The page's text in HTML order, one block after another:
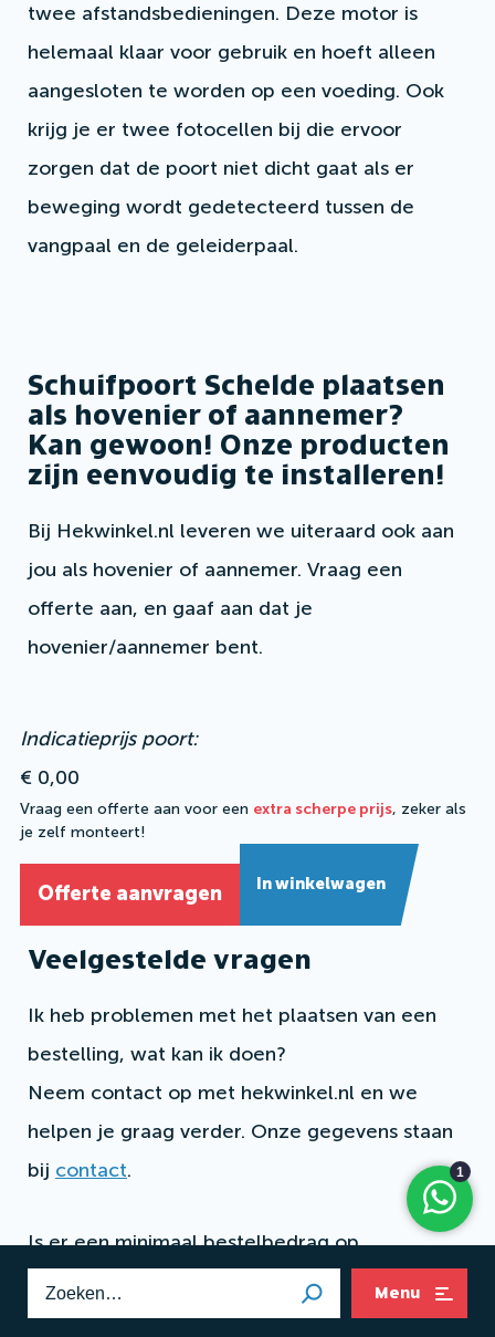
Menu
twee afstandsbedieningen. Deze motor is
helemaal klaar voor gebruik en hoeft alleen
aangesloten te worden op een voeding. Ook
krijg je er twee fotocellen bij die ervoor
zorgen dat de poort niet dicht gaat als er
beweging wordt gedetecteerd tussen de
vangpaal en de geleiderpaal.
Schuifpoort Schelde plaatsen
als hovenier of aannemer?
Kan gewoon! Onze producten
zijn eenvoudig te installeren!
Bij Hekwinkel.nl leveren we uiteraard ook aan
jou als hovenier of aannemer. Vraag een
offerte aan, en gaaf aan dat je
hovenier/aannemer bent.
Indicatieprijs poort:
€ 0,00
Vraag een offerte aan voor een extra scherpe prijs, zeker als
je zelf monteert!
Offerte aanvragen In winkelwagen
Veelgestelde vragen
Ik heb problemen met het plaatsen van een
bestelling, wat kan ik doen?
Neem contact op met hekwinkel.nl en we
helpen je graag verder. Onze gegevens staan
bij contact.
Is er een minimaal bestelbedrag op
Hekwinkel.nl?
Nee, het is mogelijk om alles per stuk te